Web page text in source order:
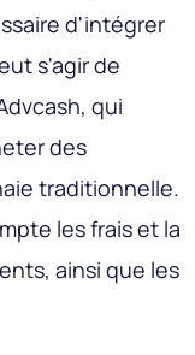
d'intégrer
s'agir de
qui
des
traditionnelle.
les frais et la
ainsi que les